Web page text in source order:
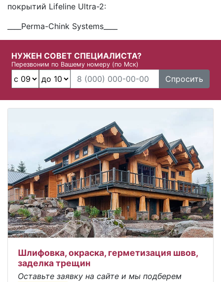
покрытий Lifeline Ultra-2:
____Perma-Chink Systems____
НУЖЕН СОВЕТ СПЕЦИАЛИСТА?
Перезвоним по Вашему номеру (по Мск)
Спросить
Шлифовка, окраска, герметизация швов,
заделка трещин
Оставьте заявку на сайте и мы подберем